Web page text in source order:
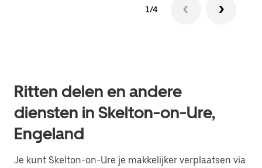
1/4
Ritten delen en andere
diensten in Skelton-on-Ure,
Engeland
Je kunt Skelton-on-Ure je makkelijker verplaatsen via